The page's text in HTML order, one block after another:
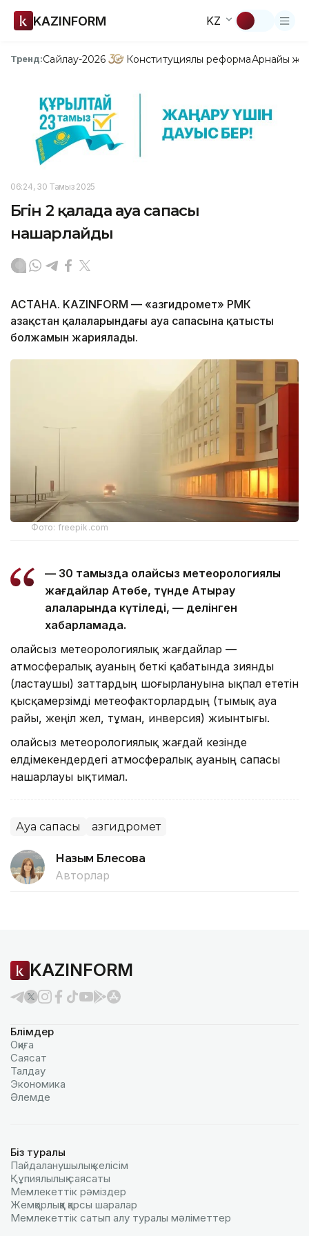
KAZINFORM KZ
Тренд:Сайлау-2026 Конституциялық реформаАрнайы
06:24, 30 Тамыз 2025
Бүгін 2 қалада ауа сапасы
нашарлайды
АСТАНА. KAZINFORM — «Қазгидромет» РМК
Қазақстан қалаларындағы ауа сапасына қатысты
болжамын жариялады.
Фото: freepik.com
— 30 тамызда қолайсыз метеорологиялық
жағдайлар Ақтөбе, түнде Атырау
қалаларында күтіледі, — делінген
хабарламада.
Қолайсыз метеорологиялық жағдайлар —
атмосфералық ауаның беткі қабатында зиянды
(ластаушы) заттардың шоғырлануына ықпал ететін
қысқамерзімді метеофакторлардың (тымық ауа
райы, жеңіл жел, тұман, инверсия) жиынтығы.
Қолайсыз метеорологиялық жағдай кезінде
елдімекендердегі атмосфералық ауаның сапасы
нашарлауы ықтимал.
Ауа сапасы Қазгидромет
Назым Бөлесова
Авторлар
KAZINFORM
Бөлімдер
Оқиға
Саясат
Талдау
Экономика
Әлемде
Біз туралы
Пайдаланушылық келiciм
Құпиялылық саясаты
Мемлекеттік рәміздер
Жемқорлыққа қарсы шаралар
Мемлекеттік сатып алу туралы мәлiметтер